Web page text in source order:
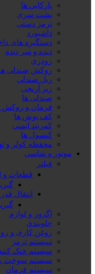
پارکابی ها
پشت سری
ترمز دستی
داشبورد
دستگیره های
دنده و سر دنده
رودری
روکش صندلی
ریل صندلی
زیر آرنجی
صندلی ها
فرمان و روکش
کف پوش ها
کمربند ایمنی
کنسول ها
محفظه کولر و
موتور و شاسی
فیلتر
قطعات و
انتقال
اگزوز و لوازم
جلوبندی
روغن کاری و
سیستم ترمز
سیستم خنک
سیستم سوخت
سیستم فرمان